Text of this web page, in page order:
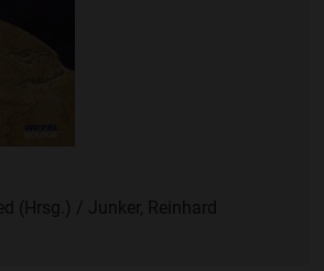
(Hrsg.) / Junker, Reinhard